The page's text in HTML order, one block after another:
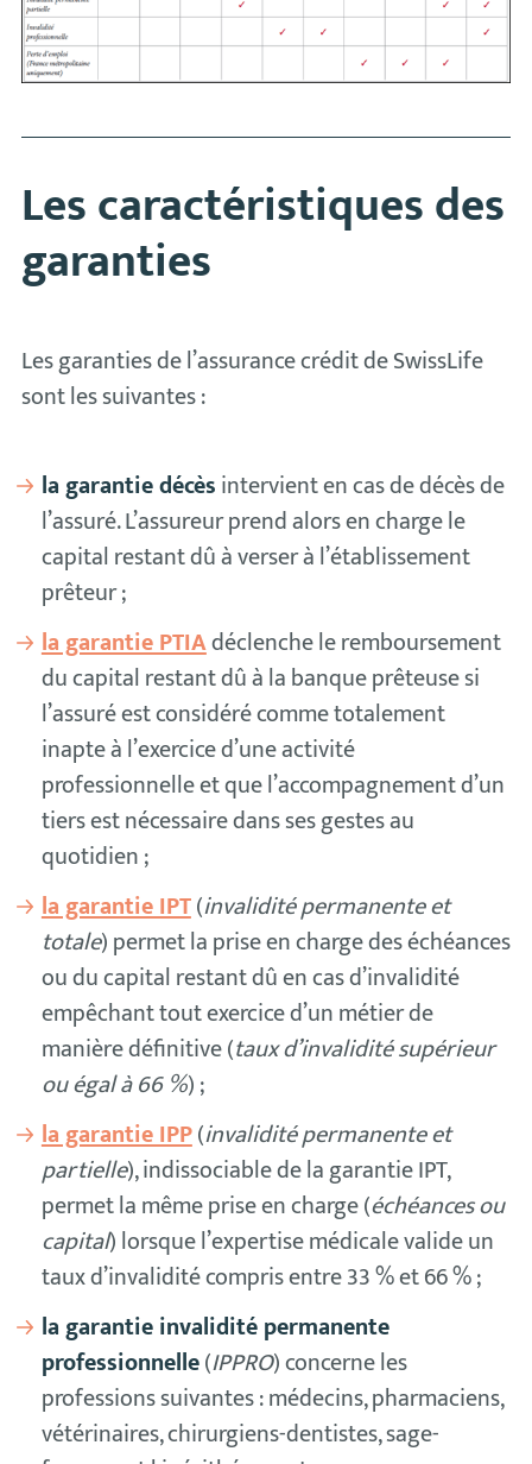
Les caractéristiques des
garanties
Les garanties de l’assurance crédit de SwissLife
sont les suivantes :
la garantie décèsintervient en cas de décès de
l’assuré. L’assureur prend alors en charge le
capital restant dû à verser à l’établissement
prêteur ;
la garantie PTIAdéclenche le remboursement
du capital restant dû à la banque prêteuse si
l’assuré est considéré comme totalement
inapte à l’exercice d’une activité
professionnelle et que l’accompagnement d’un
tiers est nécessaire dans ses gestes au
quotidien ;
la garantie IPT(invalidité permanente et
totale) permet la prise en charge des échéances
ou du capital restant dû en cas d’invalidité
empêchant tout exercice d’un métier de
manière définitive (taux d’invalidité supérieur
ou égal à 66 %) ;
la garantie IPP(invalidité permanente et
partielle), indissociable de la garantie IPT,
permet la même prise en charge (échéances ou
capital) lorsque l’expertise médicale valide un
taux d’invalidité compris entre 33 % et 66 % ;
la garantie invalidité permanente
professionnelle(IPPRO) concerne les
professions suivantes : médecins, pharmaciens,
vétérinaires, chirurgiens-dentistes, sage-